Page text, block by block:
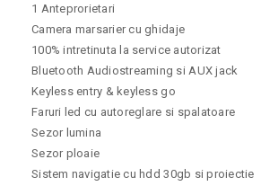
1 Anteprorietari
Camera marsarier cu ghidaje
100% intretinuta la service autorizat
Bluetooth Audiostreaming si AUX jack
Keyless entry & keyless go
Faruri led cu autoreglare si spalatoare
Sezor lumina
Sezor ploaie
Sistem navigatie cu hdd 30gb si proiectie